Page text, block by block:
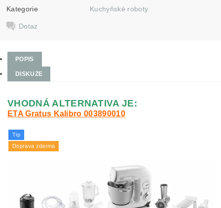
Kategorie Kuchyňské roboty
Dotaz
POPIS
DISKUZE
VHODNÁ ALTERNATIVA JE:
ETA Gratus Kalibro 003890010
Tip
Doprava zdarma